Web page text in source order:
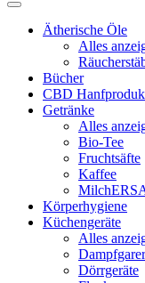
Ätherische Öle
Alles
Bücher
CBD
Getränke
Alles
Bio-Tee
Fruchtsäfte
Kaffee
Körperhygiene
Küchengeräte
Alles
Dampfgarer
Dörrgeräte